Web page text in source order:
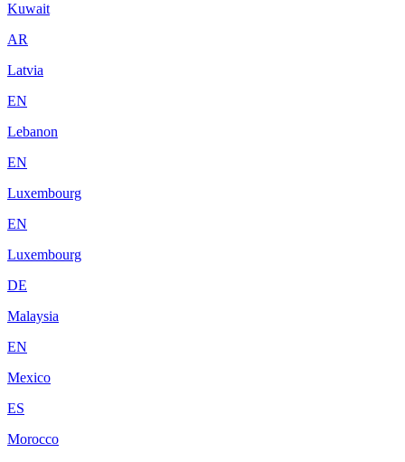
Kuwait
AR
Latvia
EN
Lebanon
EN
Luxembourg
EN
Luxembourg
DE
Malaysia
EN
Mexico
ES
Morocco